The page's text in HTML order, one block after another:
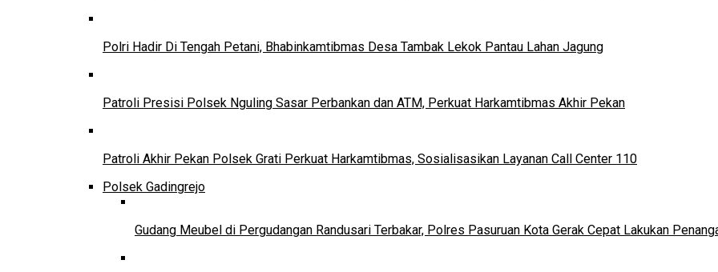
Polri Hadir Di Tengah Petani, Bhabinkamtibmas Desa Tambak Lekok Pantau Lahan Jagung
Patroli Presisi Polsek Nguling Sasar Perbankan dan ATM, Perkuat Harkamtibmas Akhir Pekan
Patroli Akhir Pekan Polsek Grati Perkuat Harkamtibmas, Sosialisasikan Layanan Call Center 110
Polsek Gadingrejo
Gudang Meubel di Pergudangan Randusari Terbakar, Polres Pasuruan Kota Gerak Cepat Lakukan